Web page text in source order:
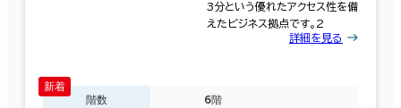
3分という優れたアクセス性を備
えたビジネス拠点です。2
詳細を見る
階数 6階